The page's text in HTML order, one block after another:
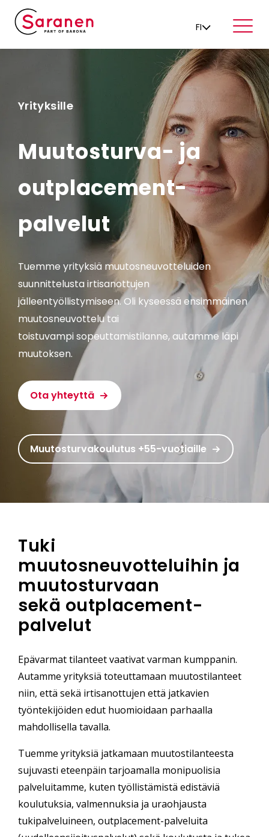
FI
Yrityksille
Muutosturva- ja
outplacement-
palvelut
Tuemme yrityksiä muutosneuvotteluiden
suunnittelusta irtisanottujen
jälleentyöllistymiseen. Oli kyseessä ensimmäinen
muutosneuvottelu tai
toistuvampi sopeuttamistilanne, autamme läpi
muutoksen.
Ota yhteyttä
Muutosturvakoulutus +55-vuotiaille
Tuki
muutosneuvotteluihin ja
muutosturvaan
sekä outplacement-
palvelut
Epävarmat tilanteet vaativat varman kumppanin.
Autamme yrityksiä toteuttamaan muutostilanteet
niin, että sekä irtisanottujen että jatkavien
työntekijöiden edut huomioidaan parhaalla
mahdollisella tavalla.
Tuemme yrityksiä jatkamaan muutostilanteesta
sujuvasti eteenpäin tarjoamalla monipuolisia
palveluitamme, kuten työllistämistä edistäviä
koulutuksia, valmennuksia ja uraohjausta
tukipalveluineen, outplacement-palveluita